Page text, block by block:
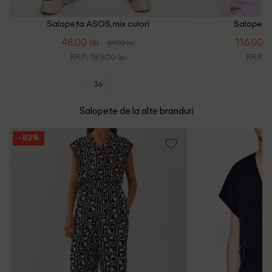
Salopeta ASOS, mix culori
48.00 lei 89.00 lei
RRP: 189.00 lei
36
Salopeta
116.00
RRP:
Salopete de la alte branduri
- 82%